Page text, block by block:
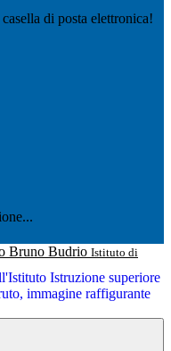
di posta elettronica!
Istituto di